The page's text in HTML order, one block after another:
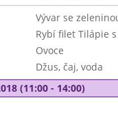
Vývar se
Rybí filet Tilápie
Ovoce
Džus, čaj, voda
(11:00 - 14:00)